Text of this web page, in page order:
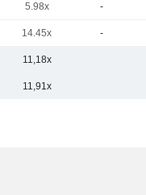
5.98x -
14.45x -
11,18x
11,91x